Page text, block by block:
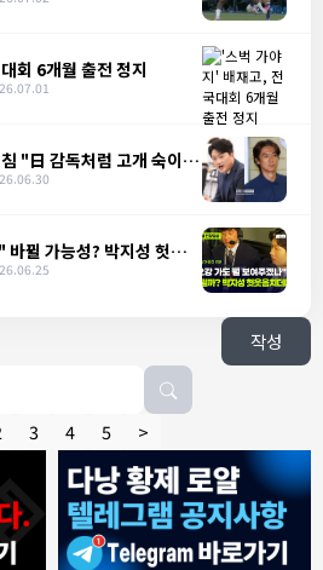
회 6개월 출전 정지
"日 감독처럼 고개 숙이는
뀔 가능성? 박지성 헛웃음
작성
3 4 5 >